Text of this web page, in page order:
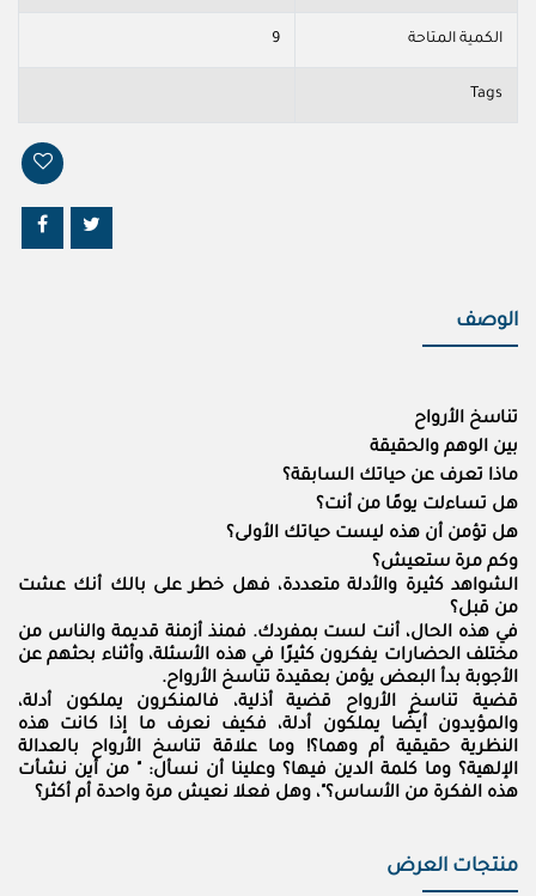
الكمية المتاحة 9
Tags
الوصف
تناسخ الأرواح
بين الوهم والحقيقة
ماذا تعرف عن حياتك السابقة؟
هل تساءلت يومًا من أنت؟
هل تؤمن أن هذه ليست حياتك الأولى؟
وكم مرة ستعيش؟
الشواهد كثيرة والأدلة متعددة، فهل خطر على بالك أنك عشت
من قبل؟
في هذه الحال، أنت لست بمفردك. فمنذ أزمنة قديمة والناس من
مختلف الحضارات يفكرون كثيرًا في هذه الأسئلة، وأثناء بحثهم عن
الأجوبة بدأ البعض يؤمن بعقيدة تناسخ الأرواح.
قضية تناسخ الأرواح قضية أذلية، فالمنكرون يملكون أدلة،
والمؤيدون أيضًا يملكون أدلة، فكيف نعرف ما إذا كانت هذه
النظرية حقيقية أم وهما؟! وما علاقة تناسخ الأرواح بالعدالة
الإلهية؟ وما كلمة الدين فيها؟ وعلينا أن نسأل: " من أين نشأت
هذه الفكرة من الأساس؟"، وهل فعلا نعيش مرة واحدة أم أكثر؟
منتجات العرض